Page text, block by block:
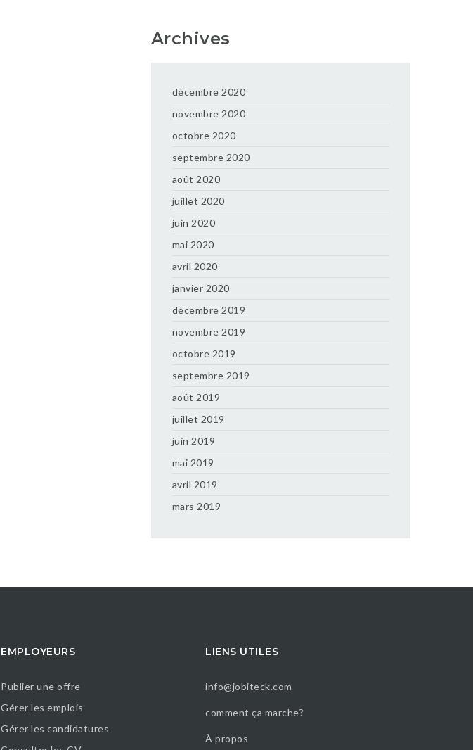
Archives
décembre 2020
novembre 2020
octobre 2020
septembre 2020
août 2020
juillet 2020
juin 2020
mai 2020
avril 2020
janvier 2020
décembre 2019
novembre 2019
octobre 2019
septembre 2019
août 2019
juillet 2019
juin 2019
mai 2019
avril 2019
mars 2019
EMPLOYEURS
Publier une offre
Gérer les emplois
Gérer les candidatures
LIENS UTILES
info@jobiteck.com
comment ça marche?
À propos